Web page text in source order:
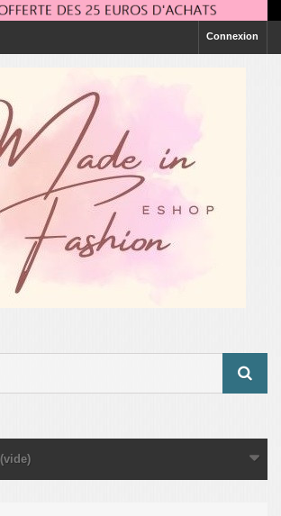
Connexion
(vide)